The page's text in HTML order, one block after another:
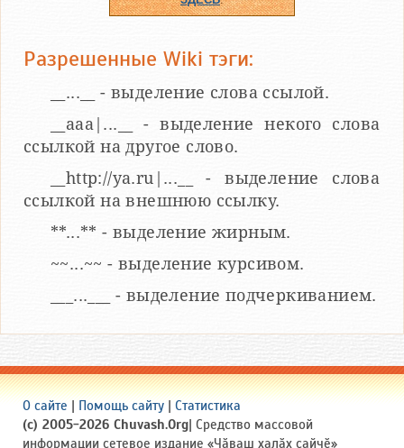
Разрешенные Wiki тэги:
__...__ - выделение слова ссылой.
__aaa|...__ - выделение некого слова
ссылкой на другое слово.
__http://ya.ru|...__ - выделение слова
ссылкой на внешнюю ссылку.
**...** - выделение жирным.
~~...~~ - выделение курсивом.
___...___ - выделение подчеркиванием.
О сайте Помощь сайту
Статистика
(c) 2005-2026 Chuvash.Org | Средство массовой
информации сетевое издание «Чӑваш халӑх сайчӗ»